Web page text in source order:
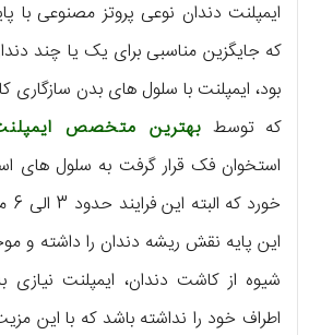
ایمپلنت دندان نوعی پروتز مصنوعی با
که جایگزین مناسبی برای یک یا چند
بود، ایمپلنت با سلول های بدن سازگاری
که توسط بهترین متخصص
استخوان فک قرار گرفت به سلول
این پایه نقش ریشه دندان را داشته و
شیوه از کاشت دندان، ایمپلنت نیازی
اطراف خود را نداشته باشد که با این